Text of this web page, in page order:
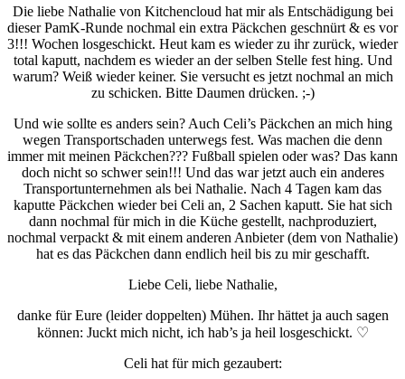
Die liebe Nathalie von Kitchencloud hat mir als Entschädigung bei
dieser PamK-Runde nochmal ein extra Päckchen geschnürt & es vor
3!!! Wochen losgeschickt. Heut kam es wieder zu ihr zurück, wieder
total kaputt, nachdem es wieder an der selben Stelle fest hing. Und
warum? Weiß wieder keiner. Sie versucht es jetzt nochmal an mich
zu schicken. Bitte Daumen drücken. ;-)
Und wie sollte es anders sein? Auch Celi’s Päckchen an mich hing
wegen Transportschaden unterwegs fest. Was machen die denn
immer mit meinen Päckchen??? Fußball spielen oder was? Das kann
doch nicht so schwer sein!!! Und das war jetzt auch ein anderes
Transportunternehmen als bei Nathalie. Nach 4 Tagen kam das
kaputte Päckchen wieder bei Celi an, 2 Sachen kaputt. Sie hat sich
dann nochmal für mich in die Küche gestellt, nachproduziert,
nochmal verpackt & mit einem anderen Anbieter (dem von Nathalie)
hat es das Päckchen dann endlich heil bis zu mir geschafft.
Liebe Celi, liebe Nathalie,
danke für Eure (leider doppelten) Mühen. Ihr hättet ja auch sagen
können: Juckt mich nicht, ich hab’s ja heil losgeschickt. ♡
Celi hat für mich gezaubert: